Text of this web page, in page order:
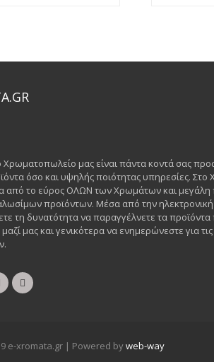
Χρωματοπωλείο μας είναι πάντα κοντά σας
όσο και υψηλής ποιότητας υπηρεσίες.
από το εύρος ΟΛΩΝ των Χρωμάτων και μεγάλη
προϊόντων. Μέσα από την
τη δυνατότητα να παραγγέλνετε τα προϊόντα
μας και γενικότερα να ενημερώνεστε για
e-xromata.gr | Powered byweb-way